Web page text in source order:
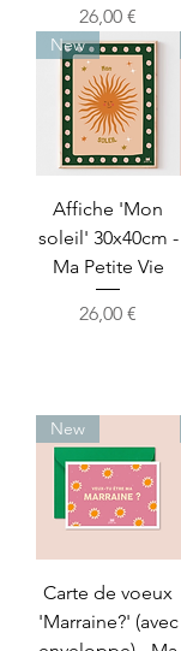
Prix
26,00 €
New
Affiche 'Mon
soleil' 30x40cm -
Ma Petite Vie
Prix
26,00 €
New
Carte de voeux
'Marraine?' (avec